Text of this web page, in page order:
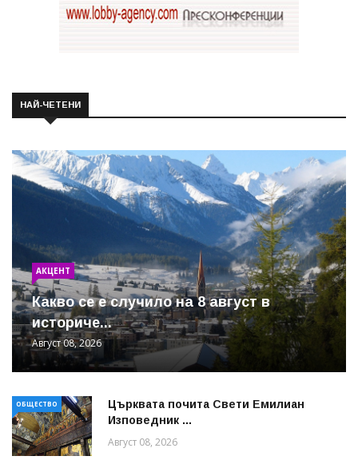
НАЙ-ЧЕТЕНИ
АКЦЕНТ
Какво се е случило на 8 август в
историче...
Август 08, 2026
ОБЩЕСТВО
Църквата почита Свeти Емилиан
Изповедник ...
Август 08, 2026